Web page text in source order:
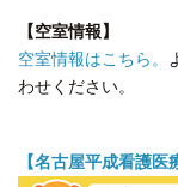
【空室情報】
空室情報はこちら。
わせください。
【名古屋平成看護